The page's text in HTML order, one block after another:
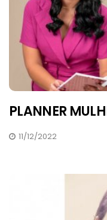
PLANNER
11/12/2022